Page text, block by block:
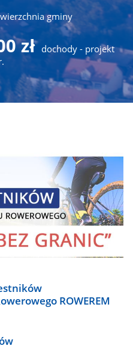
gminy
zł dochody - projekt
ROWEREM